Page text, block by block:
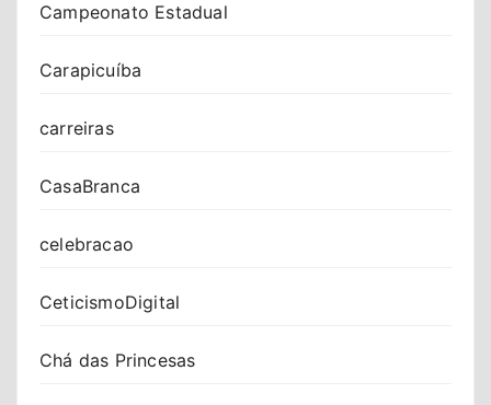
Campeonato Estadual
Carapicuíba
carreiras
CasaBranca
celebracao
CeticismoDigital
Chá das Princesas